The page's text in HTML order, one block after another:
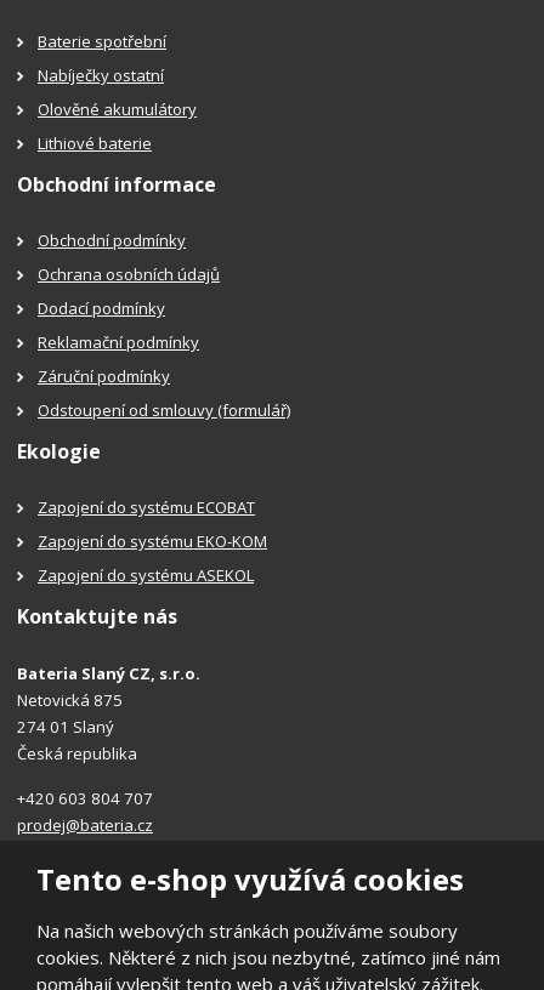
Tento e-shop využívá cookies
Na našich webových stránkách používáme soubory
cookies. Některé z nich jsou nezbytné, zatímco jiné nám
pomáhají vylepšit tento web a váš uživatelský zážitek.
Baterie spotřební
Nabíječky ostatní
Olověné akumulátory
Lithiové baterie
Obchodní informace
Obchodní podmínky
Ochrana osobních údajů
Dodací podmínky
Reklamační podmínky
Záruční podmínky
Odstoupení od smlouvy (formulář)
Ekologie
Zapojení do systému ECOBAT
Zapojení do systému EKO-KOM
Zapojení do systému ASEKOL
Kontaktujte nás
Bateria Slaný CZ, s.r.o.
Netovická 875
274 01 Slaný
Česká republika
+420 603 804 707
prodej@bateria.cz
© 2026, Bateria Slaný CZ, s.r.o.